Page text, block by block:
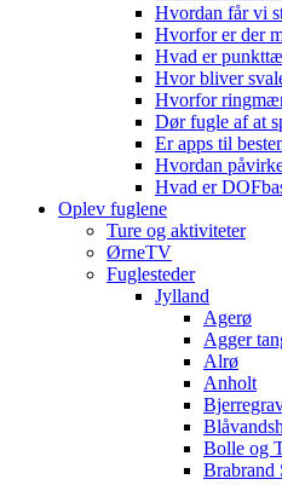
Hvordan får vi
Hvorfor er der
Hvad er
Hvor bliver
Hvorfor
Dør fugle af at
Er apps til
Hvordan
Hvad er
Oplev fuglene
Ture og aktiviteter
ØrneTV
Fuglesteder
Jylland
Agerø
Agger
Alrø
Anholt
Bolle og
Brabrand